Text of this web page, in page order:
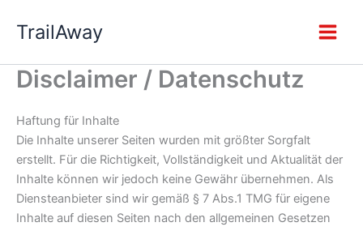
InhaltTrailAway
Disclaimer / Datenschutz
Haftung für Inhalte
Die Inhalte unserer Seiten wurden mit größter Sorgfalt
erstellt. Für die Richtigkeit, Vollständigkeit und Aktualität der
Inhalte können wir jedoch keine Gewähr übernehmen. Als
Diensteanbieter sind wir gemäß § 7 Abs.1 TMG für eigene
Inhalte auf diesen Seiten nach den allgemeinen Gesetzen